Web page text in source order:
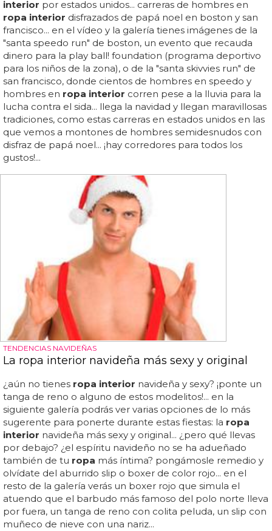
interior por estados unidos... carreras de hombres en
ropa interior disfrazados de papá noel en boston y san
francisco... en el vídeo y la galería tienes imágenes de la
"santa speedo run" de boston, un evento que recauda
dinero para la play ball! foundation (programa deportivo
para los niños de la zona), o de la "santa skivvies run" de
san francisco, donde cientos de hombres en speedo y
hombres en ropa interior corren pese a la lluvia para la
lucha contra el sida... llega la navidad y llegan maravillosas
tradiciones, como estas carreras en estados unidos en las
que vemos a montones de hombres semidesnudos con
disfraz de papá noel... ¡hay corredores para todos los
gustos!...
TENDENCIAS NAVIDEÑAS
La ropa interior navideña más sexy y original
¿aún no tienes ropa interior navideña y sexy? ¡ponte un
tanga de reno o alguno de estos modelitos!... en la
siguiente galería podrás ver varias opciones de lo más
sugerente para ponerte durante estas fiestas: la ropa
interior navideña más sexy y original... ¿pero qué llevas
por debajo? ¿el espíritu navideño no se ha adueñado
también de tu ropa más íntima? pongámosle remedio y
olvídate del aburrido slip o boxer de color rojo... en el
resto de la galería verás un boxer rojo que simula el
atuendo que el barbudo más famoso del polo norte lleva
por fuera, un tanga de reno con colita peluda, un slip con
muñeco de nieve con una nariz...